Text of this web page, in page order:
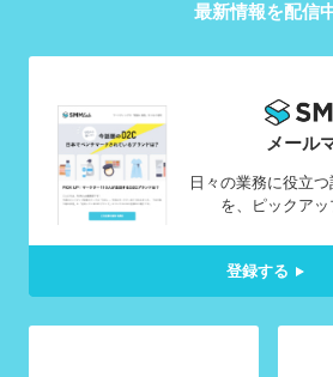
最新情報を配信
メール
日々の業務に役立
を、ピックアッ
登録する